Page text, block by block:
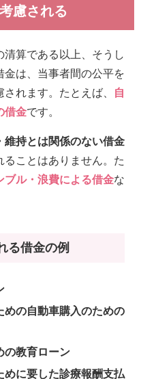
慮される
算である以上、そうし
金は、当事者間の公平を
れます。たとえば、
自
借金です。
維持とは関係のない借金
ことはありません。た
ブル・浪費による借金な
る借金の例
めの自動車購入のための
の教育ローン
めに要した診療報酬支払